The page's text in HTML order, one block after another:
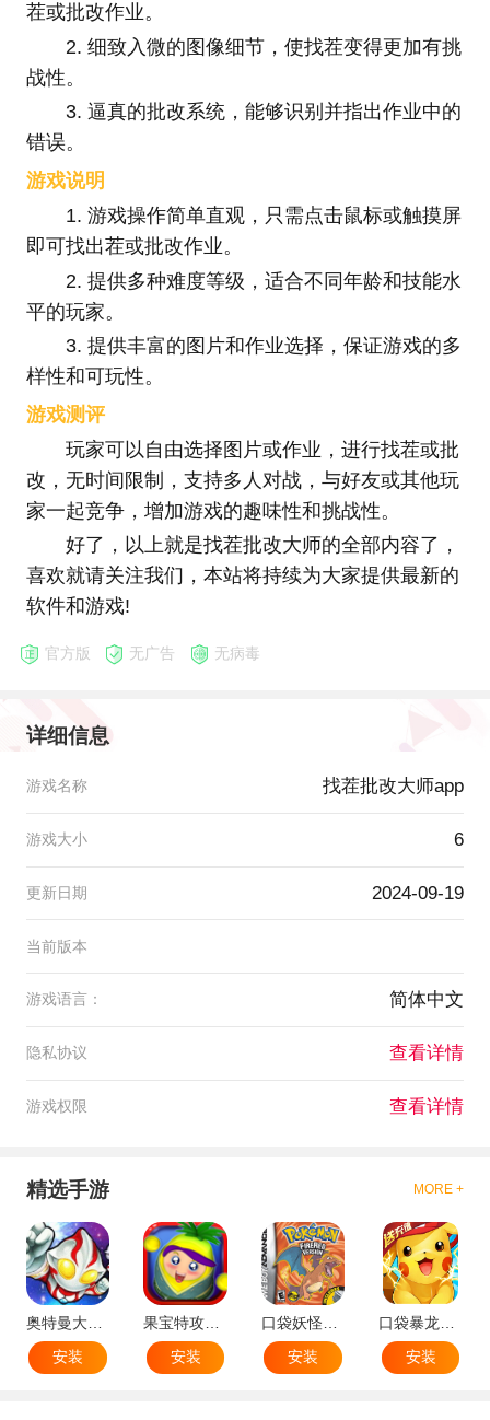
茬或批改作业。
2. 细致入微的图像细节，使找茬变得更加有挑
战性。
3. 逼真的批改系统，能够识别并指出作业中的
错误。
游戏说明
1. 游戏操作简单直观，只需点击鼠标或触摸屏
即可找出茬或批改作业。
2. 提供多种难度等级，适合不同年龄和技能水
平的玩家。
3. 提供丰富的图片和作业选择，保证游戏的多
样性和可玩性。
游戏测评
玩家可以自由选择图片或作业，进行找茬或批
改，无时间限制， 支持多人对战，与好友或其他玩
家一起竞争，增加游戏的趣味性和挑战性。
好了，以上就是找茬批改大师的全部内容了，
喜欢就请关注我们，本站将持续为大家提供最新的
软件和游戏!
官方版 无广告 无病毒
详细信息
游戏名称 找茬批改大师app
游戏大小 6
更新日期 2024-09-19
当前版本
游戏语言： 简体中文
隐私协议 查看详情
游戏权限 查看详情
精选手游 MORE +
奥特曼大战小怪兽
安装
安装
安装
安装